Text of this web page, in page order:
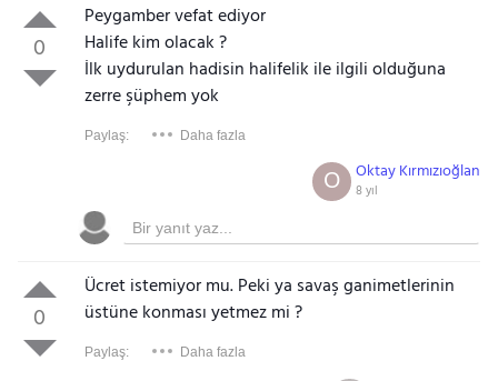
0
Peygamber vefat ediyor
Halife kim olacak ?
İlk uydurulan hadisin halifelik ile ilgili olduğuna
zerre şüphem yok
Paylaş: Daha fazla
Oktay Kırmızıoğlan
8 yıl
O
0
Ücret istemiyor mu. Peki ya savaş ganimetlerinin
üstüne konması yetmez mi ?
Paylaş: Daha fazla